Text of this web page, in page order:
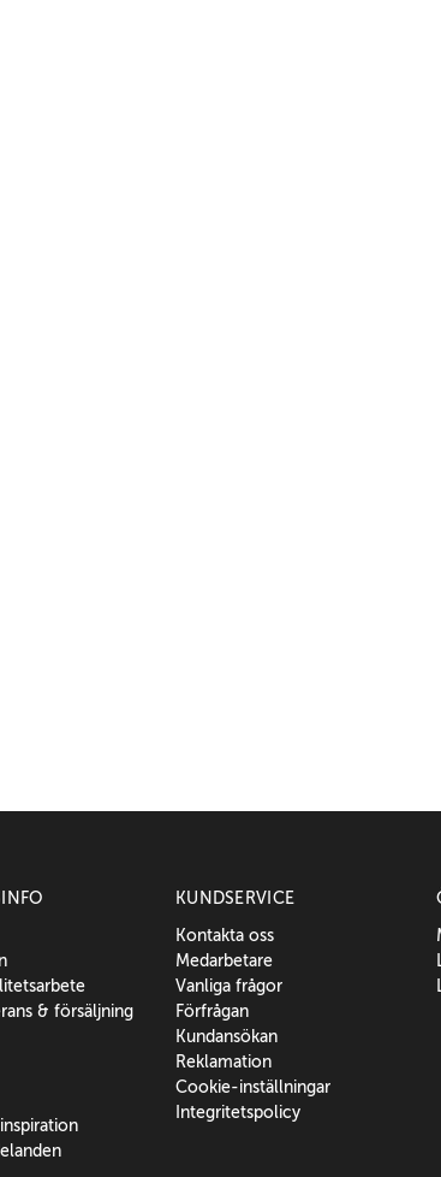
& försäljning
KUNDSERVICE
Kontakta oss
Medarbetare
Vanliga frågor
Förfrågan
Kundansökan
Reklamation
Cookie-inställningar
Integritetspolicy